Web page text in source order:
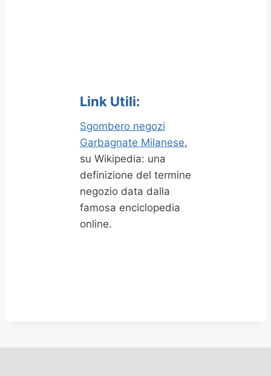
Link Utili:
Sgombero negozi
Garbagnate Milanese,
su Wikipedia: una
definizione del termine
negozio data dalla
famosa enciclopedia
online.